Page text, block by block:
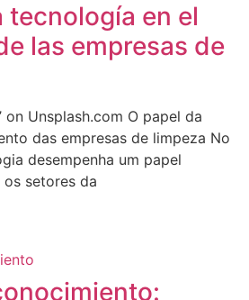
tecnología en el
las empresas de
on Unsplash.com O papel da
das empresas de limpeza No
desempenha um papel
setores da